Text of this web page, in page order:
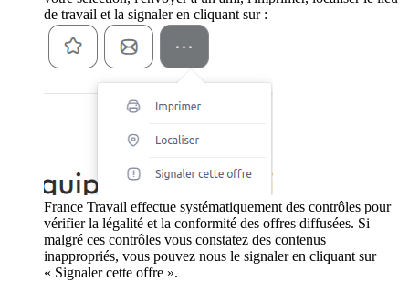
de travail et la signaler en cliquant sur :
France Travail effectue systématiquement des contrôles pour
vérifier la légalité et la conformité des offres diffusées. Si
malgré ces contrôles vous constatez des contenus
inappropriés, vous pouvez nous le signaler en cliquant sur
« Signaler cette offre ».